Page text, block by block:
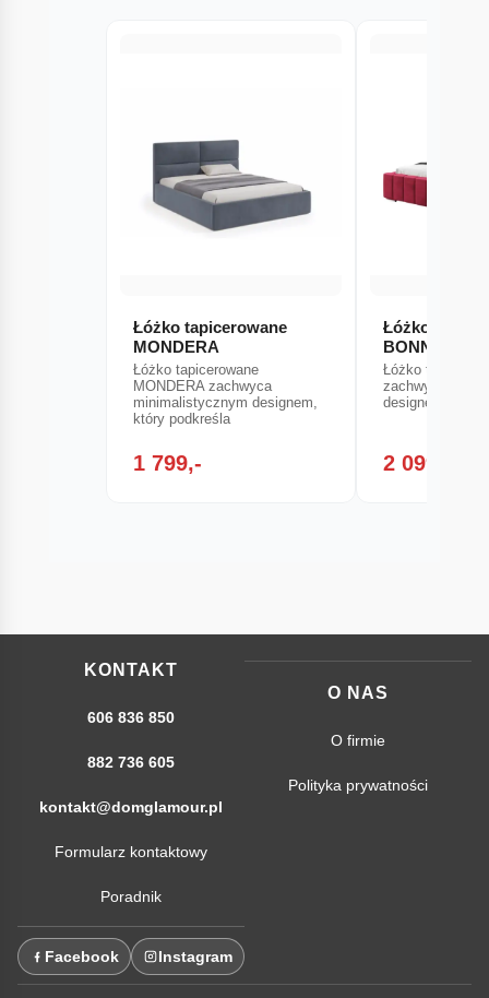
Łóżko tapicerowane
MONDERA
Łóżko tapicerowane
MONDERA zachwyca
minimalistycznym designem,
który podkreśla
1 799,-
Łóżko
BONNY
Łóżko
zachwyca
designem, który
2 099,-
KONTAKT
606 836 850
882 736 605
kontakt@domglamour.pl
Formularz kontaktowy
Poradnik
Facebook Instagram
O NAS
O firmie
Polityka prywatności